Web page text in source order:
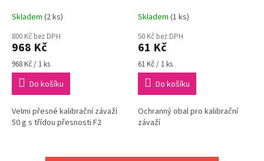
Skladem (2 ks)
800 Kč bez DPH
968 Kč
Měrná
cena:
968 Kč / 1 ks
Do košíku
Velmi přesné kalibrační závaží
50 g s třídou přesnosti F2
Skladem (1 ks)
50 Kč bez DPH
61 Kč
Měrná
cena:
61 Kč / 1 ks
Do košíku
Ochranný obal pro kalibrační
závaží